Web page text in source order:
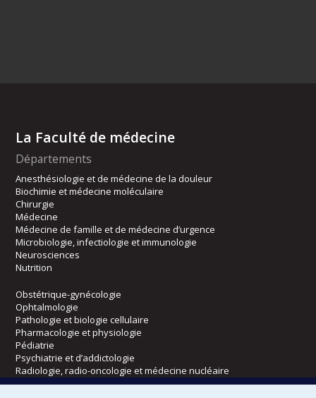
La Faculté de médecine
Départements
Anesthésiologie et de médecine de la douleur
Biochimie et médecine moléculaire
Chirurgie
Médecine
Médecine de famille et de médecine d’urgence
Microbiologie, infectiologie et immunologie
Neurosciences
Nutrition
Obstétrique-gynécologie
Ophtalmologie
Pathologie et biologie cellulaire
Pharmacologie et physiologie
Pédiatrie
Psychiatrie et d’addictologie
Radiologie, radio-oncologie et médecine nucléaire